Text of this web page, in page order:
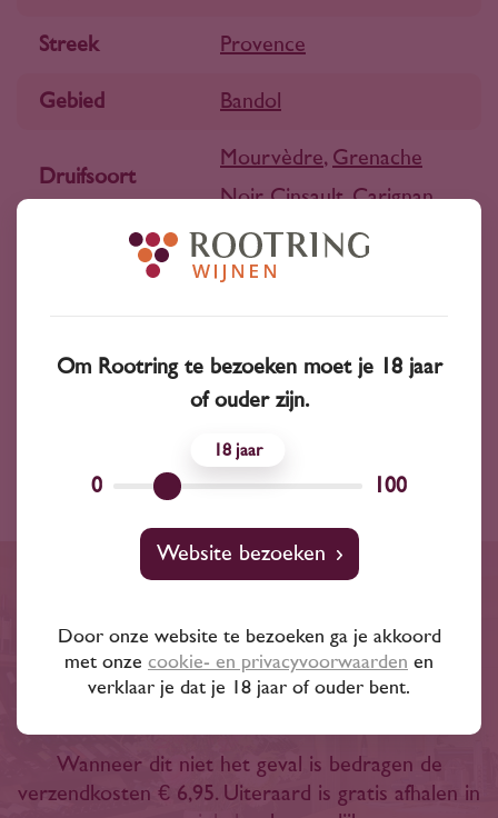
Streek Provence
Gebied Bandol
Druifsoort
Mourvèdre, Grenache
Noir,Cinsault,Carignan
Rosé wijn
Inhoud 750 ml
Gratis bezorgd binnen een
straal van 20 km of bij
besteding van € 100,-
Wanneer dit niet het geval is bedragen de
verzendkosten € 6,95. Uiteraard is gratis afhalen in
Om Rootring te bezoeken moet je 18 jaar
of ouder zijn.
0
18
100
Website bezoeken
Door onze website te bezoeken ga je akkoord
met onze cookie- en privacyvoorwaarden en
verklaar je dat je 18 jaar of ouder bent.